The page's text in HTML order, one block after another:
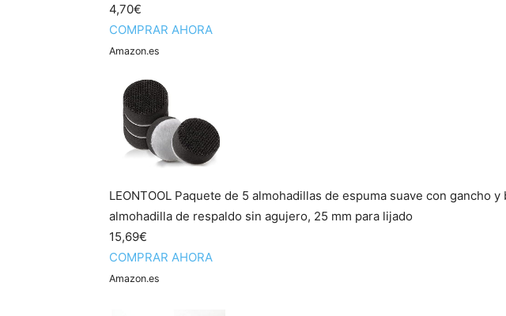
4,70€
COMPRAR AHORA
Amazon.es
LEONTOOL Paquete de 5 almohadillas de espuma suave con gancho y
almohadilla de respaldo sin agujero, 25 mm para lijado
15,69€
COMPRAR AHORA
Amazon.es